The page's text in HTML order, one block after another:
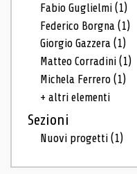
Fabio Guglielmi(1)
Federico Borgna(1)
Giorgio Gazzera(1)
Matteo Corradini(1)
Michela Ferrero(1)
+ altri elementi
Sezioni
Nuovi progetti(1)